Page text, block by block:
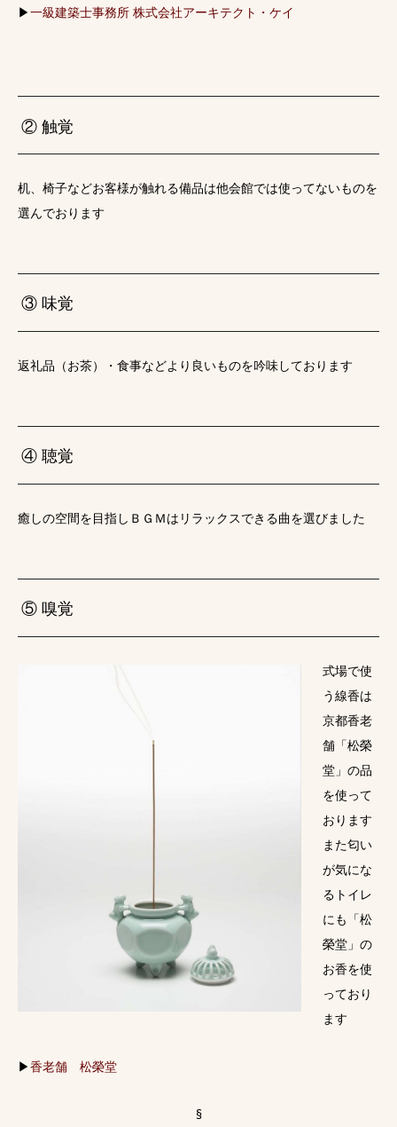
▶一級建築士事務所 株式会社アーキテクト・ケイ
② 触覚
机、椅子などお客様が触れる備品は他会館では使ってないものを
選んでおります
③ 味覚
返礼品（お茶）・食事などより良いものを吟味しております
④ 聴覚
癒しの空間を目指しＢＧＭはリラックスできる曲を選びました
⑤ 嗅覚
式場で使
う線香は
京都香老
舗「松榮
堂」の品
を使って
おります
また匂い
が気にな
るトイレ
にも「松
榮堂」の
お香を使
っており
ます
▶香老舗 松榮堂
§